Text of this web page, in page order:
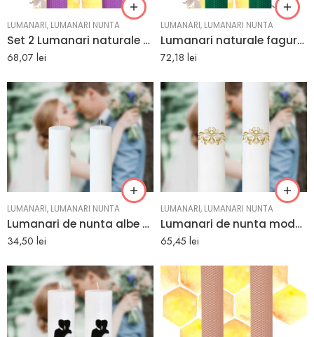
LUMANARI, LUMANARI NUNTA
Set 2 Lumanari naturale fagure din Ceara de Albine colorata mov, realizate handmade in atelierele noastre.
68,07 lei
LUMANARI, LUMANARI NUNTA
Lumanari naturale fagure verde inchis – e-marturii.ro
72,18 lei
LUMANARI, LUMANARI NUNTA
Lumanari de nunta albe simplitate
34,50 lei
LUMANARI, LUMANARI NUNTA
Lumanari de nunta model regal eleganta
65,45 lei